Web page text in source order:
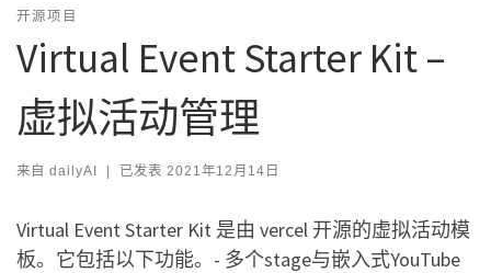
开源项目
Virtual Event Starter Kit –
虚拟活动管理
来自 dailyAI | 已发表 2021年12月14日
Virtual Event Starter Kit 是由 vercel 开源的虚拟活动模
板。它包括以下功能。- 多个stage与嵌入式YouTube